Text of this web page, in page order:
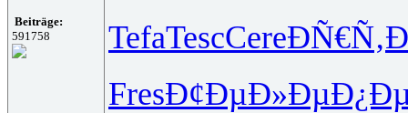
Beiträge:
591758
TefaTescCere
FresÐ¢ÐµÐ»Ðµ